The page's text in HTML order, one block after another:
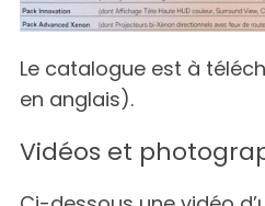
Le catalogue est à
en anglais).
Vidéos et